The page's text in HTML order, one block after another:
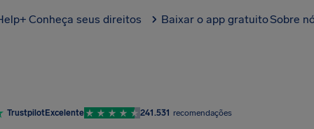
Conheça seus direitos Baixar o app gratuitoSobre
TrustpilotExcelente 241.531 recomendações